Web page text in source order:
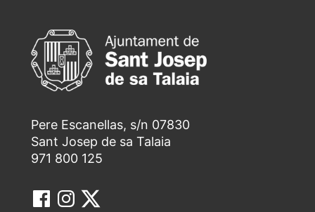
Pere Escanellas, s/n 07830
Sant Josep de sa Talaia
971 800 125